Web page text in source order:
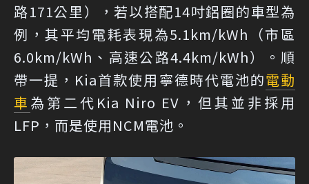
路171公里），若以搭配14吋鋁圈的車型為
例，其平均電耗表現為5.1km/kWh（市區
6.0km/kWh、高速公路4.4km/kWh）。順
帶一提，Kia首款使用寧德時代電池的電動
車 為第二代Kia Niro EV，但其並非採用
LFP，而是使用NCM電池。